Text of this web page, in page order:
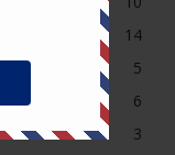
14
5
6
3